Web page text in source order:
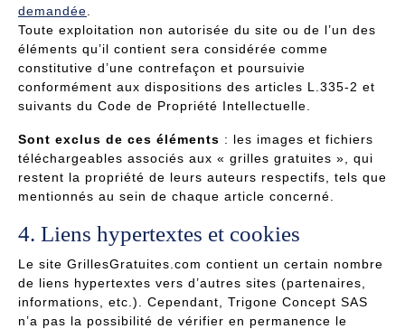
demandée
Toute exploitation non autorisée du site ou de l’un des
éléments qu’il contient sera considérée comme
constitutive d’une contrefaçon et poursuivie
conformément aux dispositions des articles L.335-2 et
suivants du Code de Propriété Intellectuelle.
Sont exclus de ces éléments : les images et fichiers
téléchargeables associés aux « grilles gratuites », qui
restent la propriété de leurs auteurs respectifs, tels que
mentionnés au sein de chaque article concerné.
4. Liens hypertextes et cookies
Le site GrillesGratuites.com contient un certain nombre
de liens hypertextes vers d’autres sites (partenaires,
informations, etc.). Cependant, Trigone Concept SAS
n’a pas la possibilité de vérifier en permanence le